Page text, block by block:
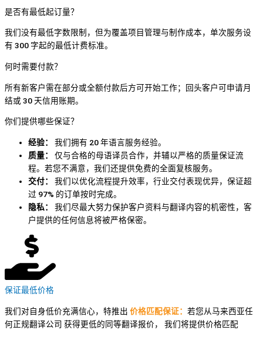
是否有最低起订量？
我们没有最低字数限制，但为覆盖项目管理与制作成本，单次服务设
有 300 字起的最低计费标准。
何时需要付款？
所有新客户需在部分或全额付款后方可开始工作；回头客户可申请月
结或 30 天信用账期。
你们提供哪些保证？
经验：
我们拥有 20 年语言服务经验。
质量：
仅与合格的母语译员合作，并辅以严格的质量保证流
程。若您不满意，我们还提供免费的全面复核服务。
交付：
我们以优化流程提升效率，行业交付表现优异，保证超
过 97% 的订单按时完成。
隐私：
我们尽最大努力保护客户资料与翻译内容的机密性，客
户提供的任何信息将被严格保密。
保证最低价格
我们对自身低价充满信心，特推出 价格匹配保证： 若您从马来西亚任
何正规翻译公司 获得更低的同等翻译报价， 我们将提供价格匹配